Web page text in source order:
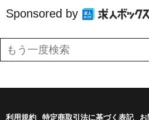
Sponsored by
利用規約 特定商取引法に基づく表記